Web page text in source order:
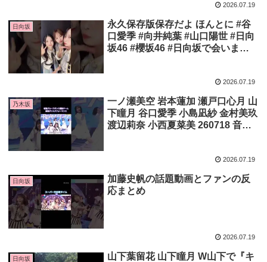
2026.07.19
日向坂
永久保存版保存だよ ほんとに #谷
口愛季 #向井純葉 #山口陽世 #日向
坂46 #櫻坂46 #日向坂で会いまし
2026.07.19
乃木坂
一ノ瀬美空 岩本蓮加 瀬戸口心月 山
下瞳月 谷口愛季 小島凪紗 金村美玖
渡辺莉奈 小西夏菜美 260718 音楽
2026.07.19
日向坂
加藤史帆の話題動画とファンの反
応まとめ
2026.07.19
日向坂
山下葉留花 山下瞳月 W山下で『キ